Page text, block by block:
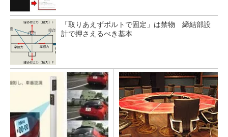
「取りあえずボルトで固定」は禁物 締結部設
計で押さえるべき基本